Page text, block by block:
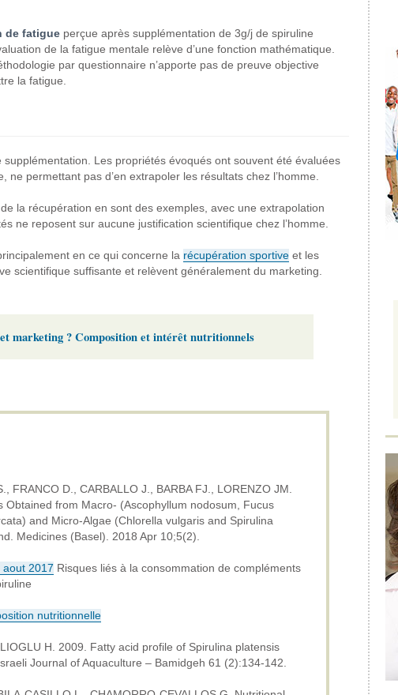
de fatigueperçue après supplémentation de 3g/j de spiruline
de la fatigue mentale relève d’une fonction mathématique.
par questionnaire n’apporte pas de preuve objective
la fatigue.
supplémentation. Les propriétés évoqués ont souvent été évaluées
permettant pas d’en extrapoler les résultats chez l’homme.
la récupération en sont des exemples, avec une extrapolation
ne reposent sur aucune justification scientifique chez l’homme.
en ce qui concerne la récupération sportiveet les
scientifique suffisante et relèvent généralement du marketing.
marketing ? Composition et intérêt nutritionnels
FRANCO D., CARBALLO J., BARBA FJ., LORENZO JM.
Obtained from Macro- (Ascophyllum nodosum, Fucus
and Micro-Algae (Chlorella vulgaris and Spirulina
Medicines (Basel). 2018 Apr 10;5(2).
aout 2017 Risques liés à la consommation de compléments
nutritionnelle
H. 2009.
Fatty acid profile of Spirulina platensis
Journal of Aquaculture – Bamidgeh 61 (2):134-142.